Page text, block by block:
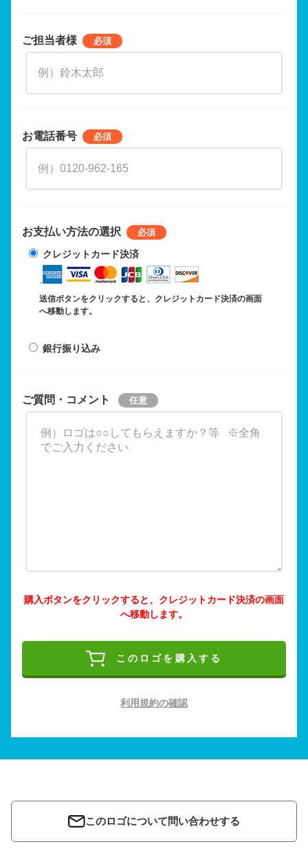
ご担当者様
お電話番号
お支払い方法の選択
クレジットカード決済
送信ボタンをクリックすると、クレジットカード決済の画面
へ移動します。
銀行振り込み
ご質問・コメント
購入ボタンをクリックすると、クレジットカード決済の画面
へ移動します。
このロゴを購入する
利用規約の確認
このロゴについて問い合わせする